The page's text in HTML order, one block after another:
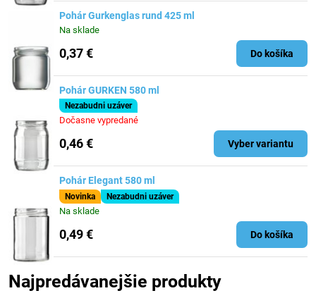
Pohár Gurkenglas rund 425 ml
Na sklade
0,37 € Do košíka
Pohár GURKEN 580 ml
Nezabudni uzáver
Dočasne vypredané
0,46 € Vyber variantu
Pohár Elegant 580 ml
Novinka Nezabudni uzáver
Na sklade
0,49 € Do košíka
Najpredávanejšie produkty